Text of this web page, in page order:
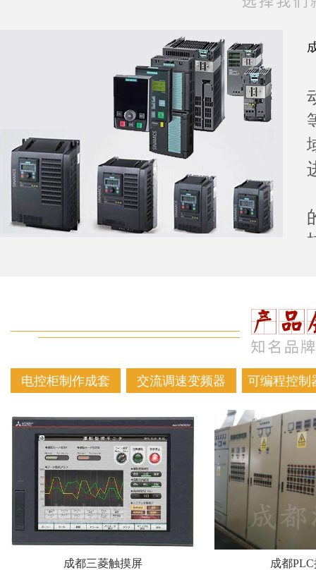
电控柜制作成套 交流调速变频器 可编程控制
成都三菱触摸屏 成都